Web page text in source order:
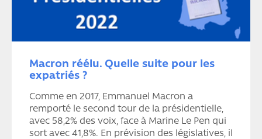
Macron réélu. Quelle suite pour les
expatriés ?
Comme en 2017, Emmanuel Macron a
remporté le second tour de la présidentielle,
avec 58,2% des voix, face à Marine Le Pen qui
sort avec 41,8%. En prévision des législatives, il